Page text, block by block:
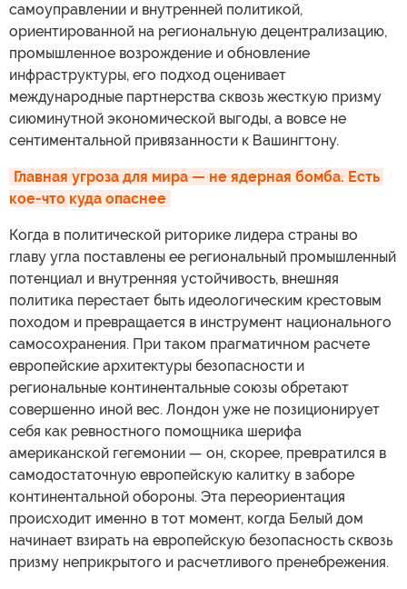
самоуправлении и внутренней политикой,
ориентированной на региональную децентрализацию,
промышленное возрождение и обновление
инфраструктуры, его подход оценивает
международные партнерства сквозь жесткую призму
сиюминутной экономической выгоды, а вовсе не
сентиментальной привязанности к Вашингтону.
Главная угроза для мира — не ядерная бомба. Есть
кое-что куда опаснее
Когда в политической риторике лидера страны во
главу угла поставлены ее региональный промышленный
потенциал и внутренняя устойчивость, внешняя
политика перестает быть идеологическим крестовым
походом и превращается в инструмент национального
самосохранения. При таком прагматичном расчете
европейские архитектуры безопасности и
региональные континентальные союзы обретают
совершенно иной вес. Лондон уже не позиционирует
себя как ревностного помощника шерифа
американской гегемонии — он, скорее, превратился в
самодостаточную европейскую калитку в заборе
континентальной обороны. Эта переориентация
происходит именно в тот момент, когда Белый дом
начинает взирать на европейскую безопасность сквозь
призму неприкрытого и расчетливого пренебрежения.